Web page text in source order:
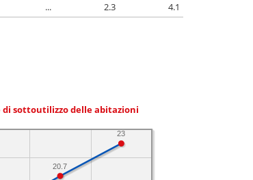
... 2.3 4.1
di sottoutilizzo delle abitazioni
23
20.7